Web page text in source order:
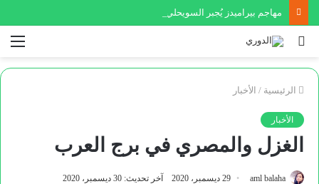
مهاجم بيراميدز يُجبر السويحلي الليبي على ضم نجم عالمي
بحث
الرئيسية / الأخبار
الأخبار
الغزل والمصري في برج العرب
aml balaha 29 ديسمبر، 2020 آخر تحديث: 30 ديسمبر، 2020